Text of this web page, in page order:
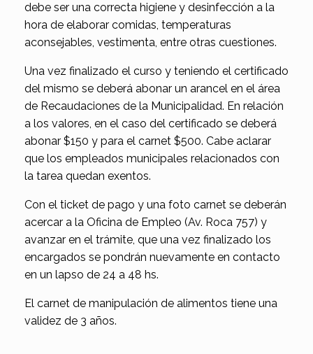
debe ser una correcta higiene y desinfección a la
hora de elaborar comidas, temperaturas
aconsejables, vestimenta, entre otras cuestiones.
Una vez finalizado el curso y teniendo el certificado
del mismo se deberá abonar un arancel en el área
de Recaudaciones de la Municipalidad. En relación
a los valores, en el caso del certificado se deberá
abonar $150 y para el carnet $500. Cabe aclarar
que los empleados municipales relacionados con
la tarea quedan exentos.
Con el ticket de pago y una foto carnet se deberán
acercar a la Oficina de Empleo (Av. Roca 757) y
avanzar en el trámite, que una vez finalizado los
encargados se pondrán nuevamente en contacto
en un lapso de 24 a 48 hs.
El carnet de manipulación de alimentos tiene una
validez de 3 años.